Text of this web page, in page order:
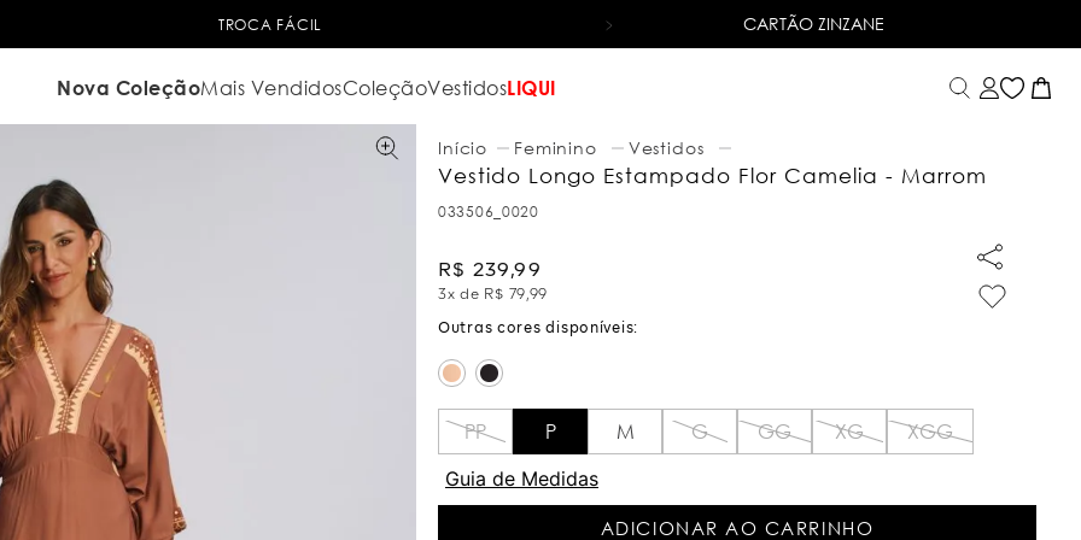
TROCA FÁCIL 6X SEM JUROSNO CARTÃO DE CRÉDITO
CARTÃO ZINZANE
Nova ColeçãoMais VendidosColeçãoVestidosLIQUI
Feminino Vestidos
Vestido Longo Estampado Flor Camelia - Marrom
033506_0020
R$ 239,99
3x de R$ 79,99
PP P M G GG XG
XGG
Guia de Medidas
ADICIONAR AO CARRINHO